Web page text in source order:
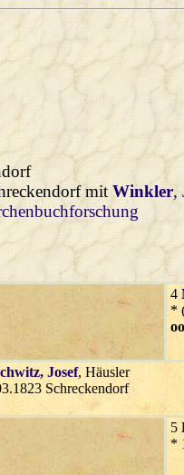
mitWinkler,
4
*
oo
, Josef, Häusler
Schreckendorf
5
*